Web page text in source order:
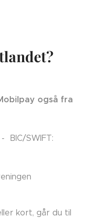
også fra
BIC/SWIFT:
kort, går du til